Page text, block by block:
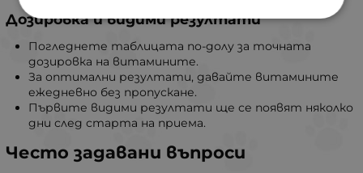
Дозировка и видими резултати
Погледнете таблицата по-долу за точната
дозировка на витамините.
За оптимални резултати, давайте витамините
ежедневно без пропускане.
Първите видими резултати ще се появят няколко
дни след старта на приема.
Често задавани въпроси